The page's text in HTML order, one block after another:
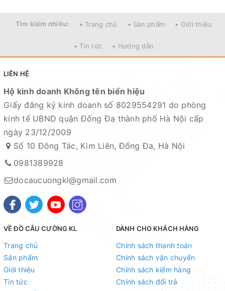
Tìm kiếm nhiều: • Trang chủ • Sản phẩm • Giới thiệu
• Tin tức • Hướng dẫn
LIÊN HỆ
Hộ kinh doanh Không tên biển hiệu
Giấy đăng ký kinh doanh số 8029554291 do phòng
kinh tế UBND quận Đống Đa thành phố Hà Nội cấp
ngày 23/12/2009
Số 10 Đông Tác, Kim Liên, Đống Đa, Hà Nội
0981389928
docaucuongkl@gmail.com
VỀ ĐỒ CÂU CƯỜNG KL
Trang chủ
Sản phẩm
Giới thiệu
Tin tức
DÀNH CHO KHÁCH HÀNG
Chính sách thanh toán
Chính sách vận chuyển
Chính sách kiểm hàng
Chính sách đổi trả